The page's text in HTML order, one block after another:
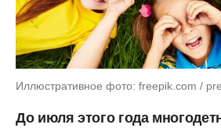
Иллюстративное фото: freepik.com /
До июля этого года